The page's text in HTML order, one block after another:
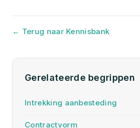
← Terug naar Kennisbank
Gerelateerde begrippen
Intrekking aanbesteding
Contractvorm